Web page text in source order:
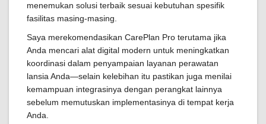
menemukan solusi terbaik sesuai kebutuhan spesifik
fasilitas masing-masing.
Saya merekomendasikan CarePlan Pro terutama jika
Anda mencari alat digital modern untuk meningkatkan
koordinasi dalam penyampaian layanan perawatan
lansia Anda—selain kelebihan itu pastikan juga menilai
kemampuan integrasinya dengan perangkat lainnya
sebelum memutuskan implementasinya di tempat kerja
Anda.